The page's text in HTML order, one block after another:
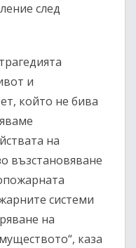
след
и
който не бива
на
възстановяване
системи
на
каза